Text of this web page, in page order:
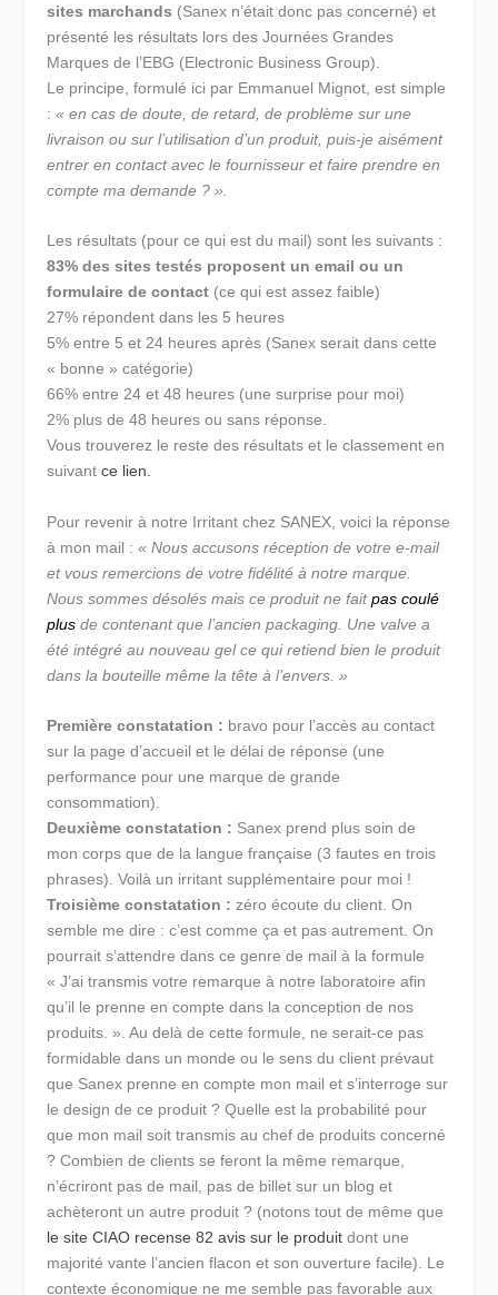
sites marchands (Sanex n’était donc pas concerné) et
présenté les résultats lors des Journées Grandes
Marques de l’EBG (Electronic Business Group).
Le principe, formulé ici par Emmanuel Mignot, est simple
: « en cas de doute, de retard, de problème sur une
livraison ou sur l’utilisation d’un produit, puis-je aisément
entrer en contact avec le fournisseur et faire prendre en
compte ma demande ? ».
Les résultats (pour ce qui est du mail) sont les suivants :
83% des sites testés proposent un email ou un
formulaire de contact (ce qui est assez faible)
27% répondent dans les 5 heures
5% entre 5 et 24 heures après (Sanex serait dans cette
« bonne » catégorie)
66% entre 24 et 48 heures (une surprise pour moi)
2% plus de 48 heures ou sans réponse.
Vous trouverez le reste des résultats et le classement en
suivantce lien.
Pour revenir à notre Irritant chez SANEX, voici la réponse
à mon mail :« Nous accusons réception de votre e-mail
et vous remercions de votre fidélité à notre marque.
Nous sommes désolés mais ce produit ne faitpas coulé
plus de contenant que l’ancien packaging. Une valve a
été intégré au nouveau gel ce qui retiend bien le produit
dans la bouteille même la tête à l’envers. »
Première constatation : bravo pour l’accès au contact
sur la page d’accueil et le délai de réponse (une
performance pour une marque de grande
consommation).
Deuxième constatation : Sanex prend plus soin de
mon corps que de la langue française (3 fautes en trois
phrases). Voilà un irritant supplémentaire pour moi !
Troisième constatation : zéro écoute du client. On
semble me dire : c’est comme ça et pas autrement. On
pourrait s’attendre dans ce genre de mail à la formule
« J’ai transmis votre remarque à notre laboratoire afin
qu’il le prenne en compte dans la conception de nos
produits. ». Au delà de cette formule, ne serait-ce pas
formidable dans un monde ou le sens du client prévaut
que Sanex prenne en compte mon mail et s’interroge sur
le design de ce produit ? Quelle est la probabilité pour
que mon mail soit transmis au chef de produits concerné
? Combien de clients se feront la même remarque,
n’écriront pas de mail, pas de billet sur un blog et
achèteront un autre produit ? (notons tout de même que
le site CIAO recense 82 avis sur le produit dont une
majorité vante l’ancien flacon et son ouverture facile). Le
contexte économique ne me semble pas favorable aux